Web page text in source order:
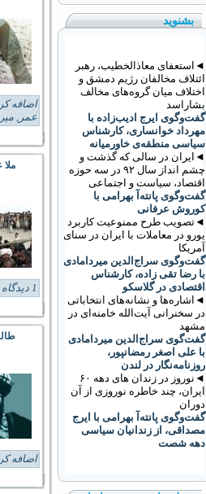
بشنوید
◄استعفای معاذالخطیب، رهبر
ائتلاف مخالفان رژیم دمشق و
اختلاف میان گروه‌های مخالف
بشاراسد
گفت‌وگوی ایرج ادیب‌زاده با
مهرداد خوانساری، کارشناس
سیاسی منطقه‌ی خاورمیانه
◄ایران در سالی که گذشت و
چشم انداز سال ۹۲ در سه حوزه
اقتصاد، سیاست و اجتماعی
گفت‌وگوی پانته‌آ بهرامی با
کوروش عرفانی
◄تصویب طرح ممنوعیت کاربرد
يورو در معاملات با ايران در سنای
آمریکا
گفت‌وگوی سراج‌الدین میردامادی
با رضا تقی زاده، کارشناس
اقتصادی در گلاسکو
◄اشاره‌ها و نشانه‌های انتخاباتی
در سخنرانی آیت‌الله خامنه‌ای در
مشهد
گفت‌گوی سراج‌الدین میردامادی
با علی اصغر رمضانپور،
روزنامه‌نگار در لندن
◄نوروز در زندان های دهه ۶۰
ایران، چند خاطره نوروزی از آن
دوران
گفت‌وگوی پانته‌آ بهرامی با ایرج
مصداقی، از زندانیان سیاسی
دهه شصت
اضافه
عمر ,
1 دیدگاه
اضافه